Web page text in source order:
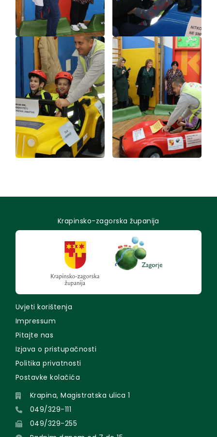
Krapinsko-zagorska županija
Uvjeti korištenja
Impressum
Pitajte nas
Izjava o pristupačnosti
Politika privatnosti
Postavke kolačića
Krapina, Magistratska ulica 1
049/329-111
049/329-255